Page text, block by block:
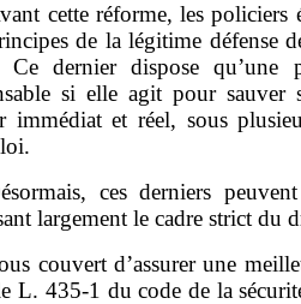
cette réforme, les
de la légitime défense
Ce dernier dispose qu’une
si elle agit pour
immédiat et réel, sous
ces derniers
largement le cadre strict du
couvert d’assurer une
L. 435‑1 du code de la